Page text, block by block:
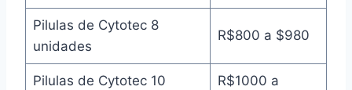
Pilulas de Cytotec 8
unidades
R$800 a $980
Pilulas de Cytotec 10
R$1000 a